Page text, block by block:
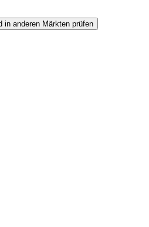
in anderen Märkten prüfen